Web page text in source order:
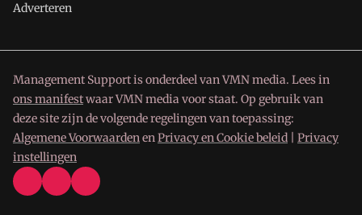
Adverteren
Management Support is onderdeel van VMN media. Lees in
ons manifestwaar VMN media voor staat. Op gebruik van
deze site zijn de volgende regelingen van toepassing:
Algemene VoorwaardenenPrivacy en Cookie beleid
Privacy
instellingen